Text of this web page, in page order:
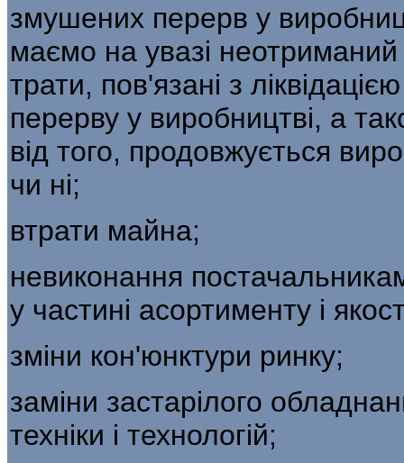
змушених перерв у
маємо на увазі неотриманий
трати, пов'язані з
перерву у виробництві, а
від того, продовжується
чи ні;
втрати майна;
невиконання
у час­тині асортименту і
зміни кон'юнктури ринку;
заміни застарілого
техніки і тех­нологій;